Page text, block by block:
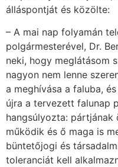
álláspontját és közölte:
– A mai nap folyamán
polgármesterével, Dr.
neki, hogy meglátásom
nagyon nem lenne
a meghívása a faluba,
újra a tervezett falunap
hangsúlyozta:
működik és ő maga is
büntetőjogi és
toleranciát kell